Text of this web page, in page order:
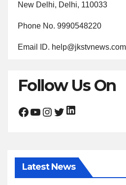
New Delhi, Delhi, 110033
Phone No. 9990548220
Email ID. help@jkstvnews.com
Follow Us On
Facebook YouTube Instagram Twitter LinkedIn
Latest News